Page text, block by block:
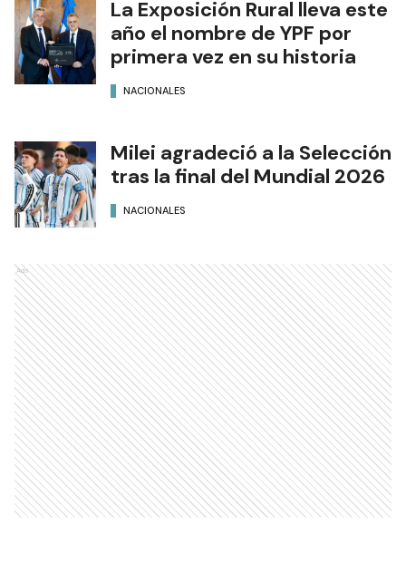
La Exposición Rural lleva este
año el nombre de YPF por
primera vez en su historia
NACIONALES
Milei agradeció a la Selección
tras la final del Mundial 2026
NACIONALES
Ads